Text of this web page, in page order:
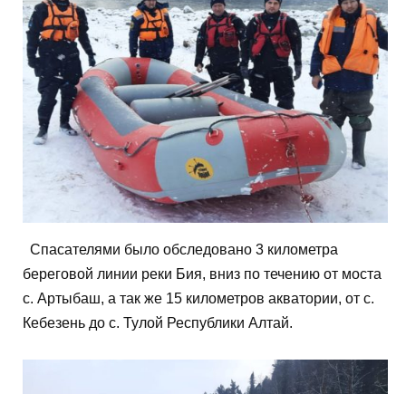
Спасателями было обследовано 3 километра
береговой линии реки Бия, вниз по течению от моста
с. Артыбаш, а так же 15 километров акватории, от с.
Кебезень до с. Тулой Республики Алтай.